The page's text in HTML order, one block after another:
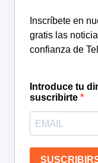
Inscríbete en
gratis las
confianza de
Introduce tu
suscribirte